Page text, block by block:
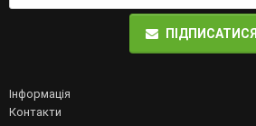
ПІДПИСАТИСЯ
Інформація
Контакти